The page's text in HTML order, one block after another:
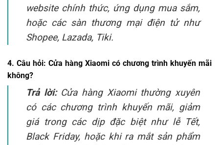
website chính thức, ứng dụng mua sắm,
hoặc các sàn thương mại điện tử như
Shopee, Lazada, Tiki.
4. Câu hỏi: Cửa hàng Xiaomi có chương trình khuyến mãi
không?
Trả lời:Cửa hàng Xiaomi thường xuyên
có các chương trình khuyến mãi, giảm
giá trong các dịp đặc biệt như lễ Tết,
Black Friday, hoặc khi ra mắt sản phẩm